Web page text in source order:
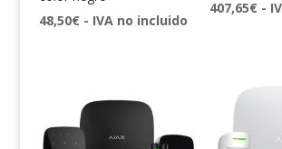
48,50€ - IVA no incluido
407,65€ -